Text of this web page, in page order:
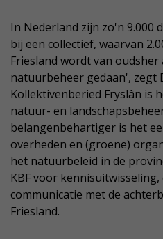
In Nederland zijn zo'n 9.000
bij een collectief, waarvan
Friesland wordt van oudsher
natuurbeheer gedaan', zegt
Kollektivenberied Fryslân is
natuur- en
belangenbehartiger is het
overheden en (groene)
het natuurbeleid in de
KBF voor
communicatie met de
Friesland.